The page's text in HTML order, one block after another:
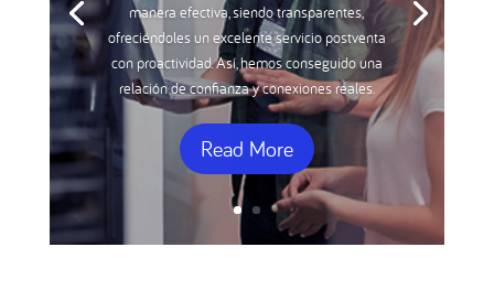
manera efectiva, siendo transparentes,
ofreciéndoles un excelente servicio postventa
con proactividad. Así, hemos conseguido una
relación de confianza y conexiones reales.
Read More